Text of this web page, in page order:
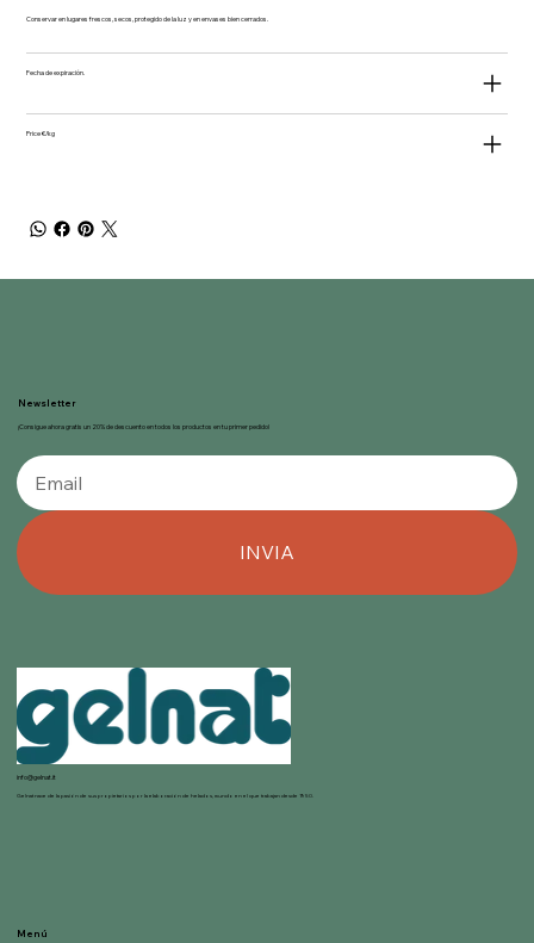
Conservar en lugares frescos, secos, protegido de la luz y en envases bien cerrados.
Fecha de expiración.
Price €/kg
Newsletter
¡Consigue ahora gratis un 20% de descuento en todos los productos en tu primer pedido!
INVIA
info@gelnat.it
Gelnat nace de la pasión de sus propietarios por la elaboración de helados, mundo en el que trabajan desde 1950.
Menú